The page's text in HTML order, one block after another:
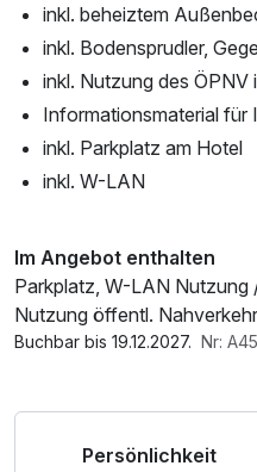
inkl. beheiztem
inkl. Bodensprudler,
inkl. Nutzung des ÖPNV
Informationsmaterial für
inkl. Parkplatz am Hotel
inkl. W-LAN
Im Angebot enthalten
Parkplatz, W-LAN
Nutzung öffentl. Nahverkehr
Buchbar bis 19.12.2027. Nr:
Persönlichkeit